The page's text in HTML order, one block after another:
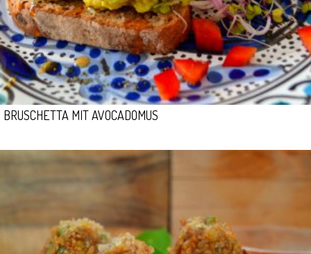
BRUSCHETTA MIT AVOCADOMUS